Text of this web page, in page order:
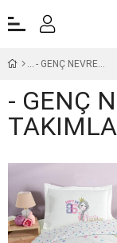
- GENÇ NEVRESİM TAKIMLARI
- GENÇ